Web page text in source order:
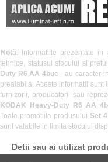
Notă: Informatiile prezentate in
tehnice, statusul stocului si
Duty R6 AA 4buc - au caracter
prealabila. Aceste informatii sunt
furnizorii, producatorii sau
KODAK Heavy-Duty R6 AA
Toate promotiile produsului Set
sunt valabile in limita stocului
Detii sau ai utilizat